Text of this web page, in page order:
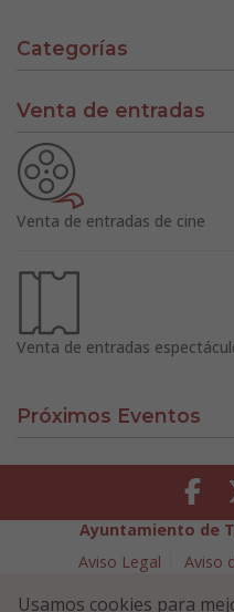
Categorías
Venta de entradas
Venta de entradas de cine
Venta de entradas
Próximos Eventos
Ayuntamiento de
Aviso Legal
Aviso
Usamos cookies para